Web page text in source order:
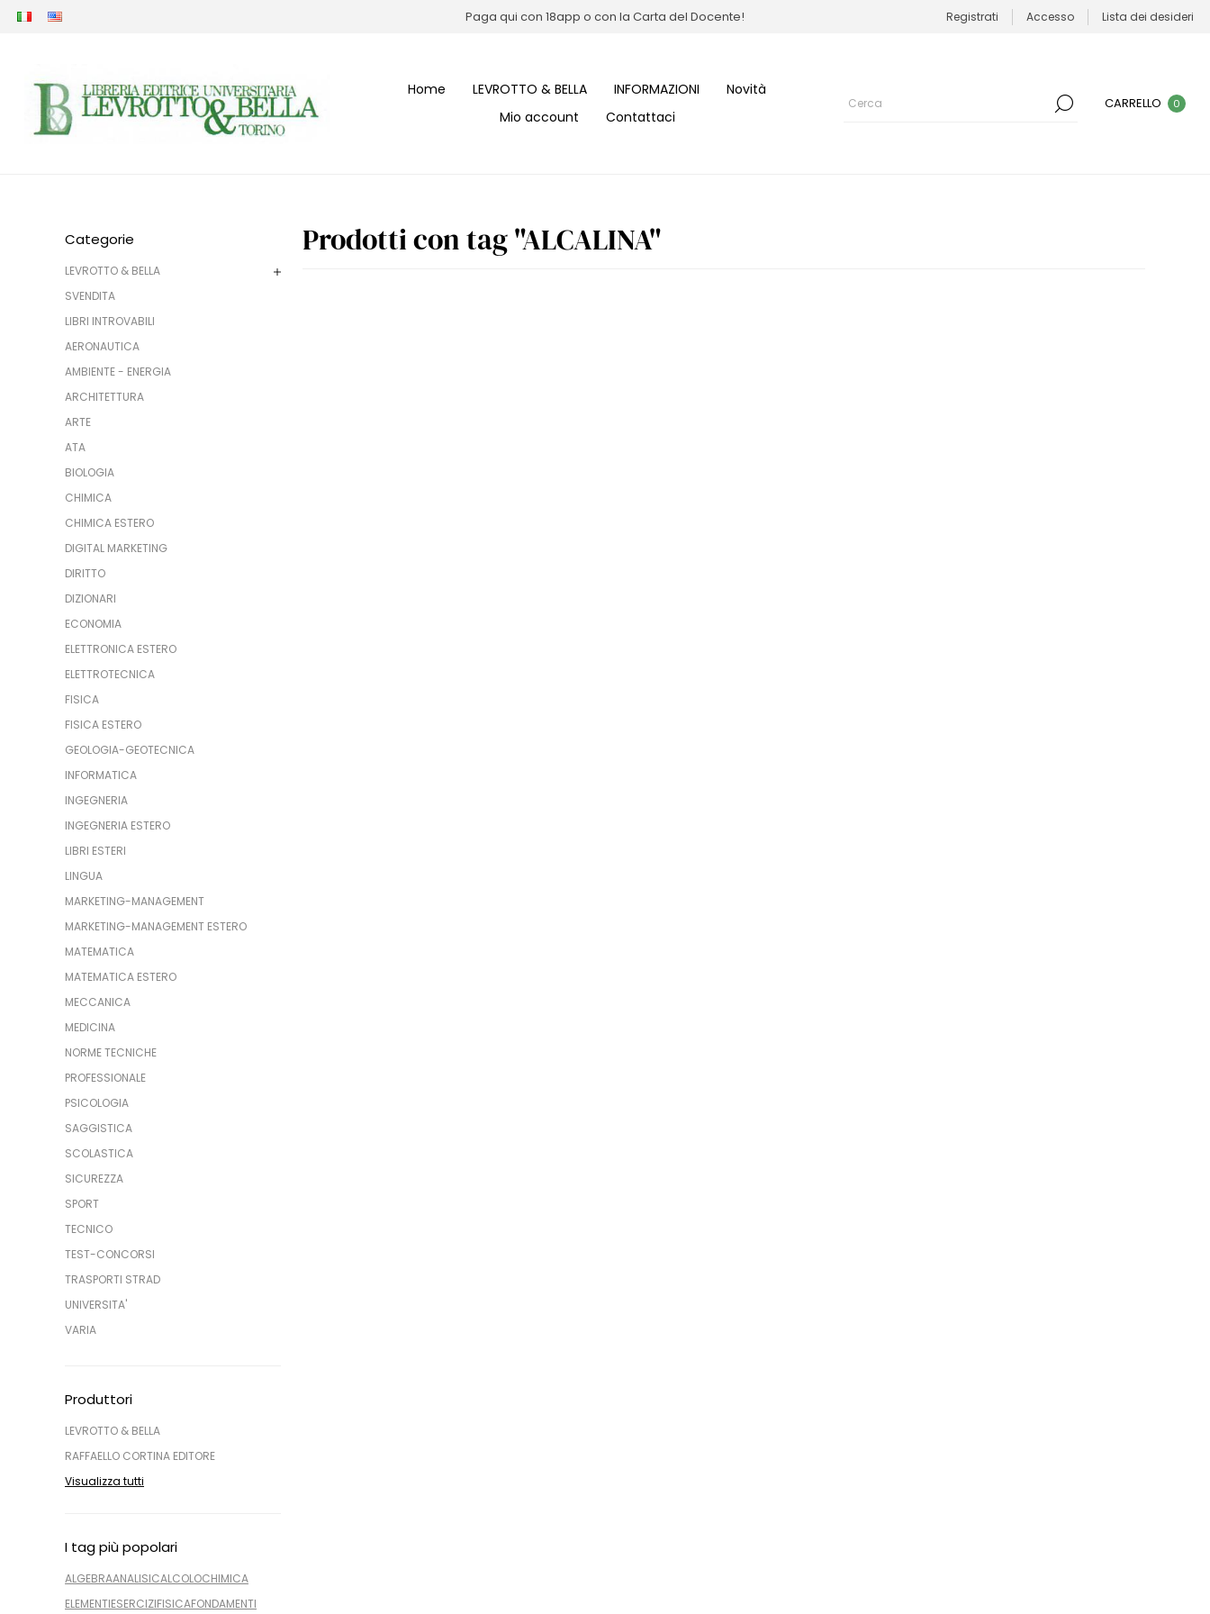
Paga qui con 18app o con la Carta del Docente! Registrati Accesso Lista dei desideri
Home LEVROTTO & BELLA INFORMAZIONI
Novità
Mio account
Contattaci
CARRELLO 0
Categorie
LEVROTTO & BELLA
SVENDITA
LIBRI INTROVABILI
AERONAUTICA
AMBIENTE - ENERGIA
ARCHITETTURA
ARTE
ATA
BIOLOGIA
CHIMICA
CHIMICA ESTERO
DIGITAL MARKETING
DIRITTO
DIZIONARI
ECONOMIA
ELETTRONICA ESTERO
ELETTROTECNICA
FISICA
FISICA ESTERO
GEOLOGIA-GEOTECNICA
INFORMATICA
INGEGNERIA
INGEGNERIA ESTERO
LIBRI ESTERI
LINGUA
MARKETING-MANAGEMENT
MARKETING-MANAGEMENT ESTERO
MATEMATICA
MATEMATICA ESTERO
MECCANICA
MEDICINA
NORME TECNICHE
PROFESSIONALE
PSICOLOGIA
SAGGISTICA
SCOLASTICA
SICUREZZA
SPORT
TECNICO
TEST-CONCORSI
TRASPORTI STRAD
UNIVERSITA'
VARIA
Produttori
LEVROTTO & BELLA
RAFFAELLO CORTINA EDITORE
Visualizza tutti
I tag più popolari
ALGEBRAANALISICALCOLOCHIMICA
ELEMENTIESERCIZIFISICAFONDAMENTI
Prodotti con tag "ALCALINA"